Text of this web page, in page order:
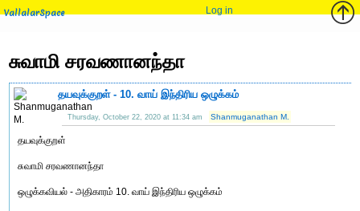
VallalarSpace Log in
சுவாமி சரவணானந்தா
தயவுக்குறள் - 10. வாய் இந்திரிய ஒழுக்கம்
Thursday, October 22, 2020 at 11:34 am Shanmuganathan M.
தயவுக்குறள்
சுவாமி சரவணானந்தா
ஒழுக்கவியல் - அதிகாரம் 10. வாய் இந்திரிய ஒழுக்கம்